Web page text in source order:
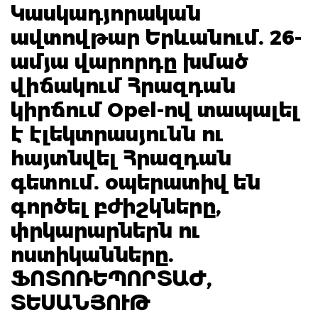
Կասկադյորական
ավտովթար Երևանում. 26-
ամյա վարորդը խմած
վիճակում Հրազդան
կիրճում Opel-ով տապալել
է էլեկտրասյունն ու
հայտնվել Հրազդան
գետում. օպերատիվ են
գործել բժիշկները,
փրկարարներն ու
ոստիկանները.
ՖՈՏՈՌԵՊՈՐՏԱԺ,
ՏԵՍԱՆՅՈՒԹ